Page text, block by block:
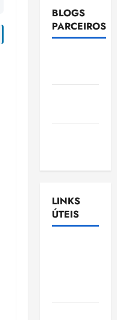
BLOGS
PARCEIROS
LINKS
ÚTEIS